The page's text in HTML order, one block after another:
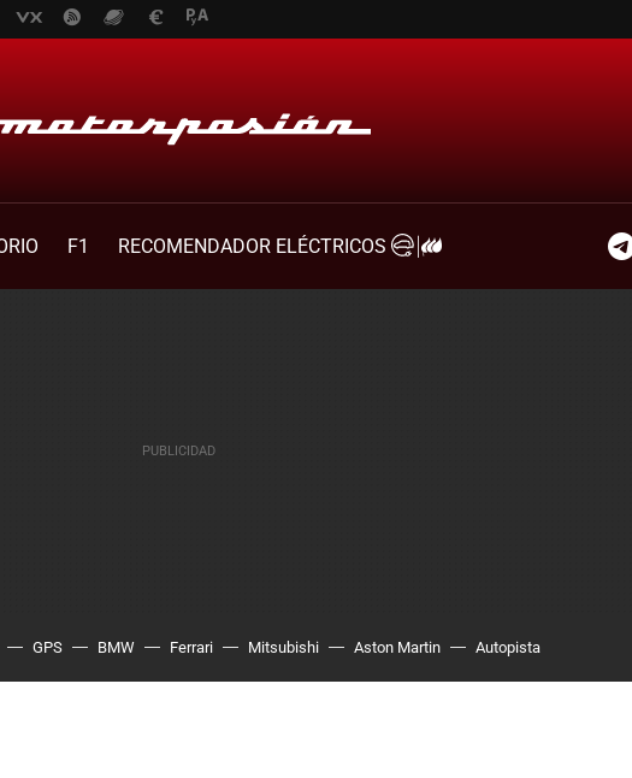
F1
RECOMENDADOR ELÉCTRICOS
GPS BMW Ferrari Mitsubishi Aston Martin Autopista